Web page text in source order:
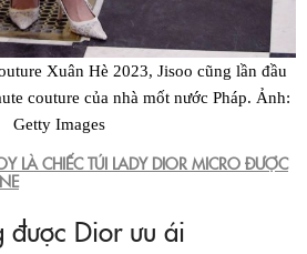
Xuân Hè 2023, Jisoo cũng lần đầu
couture của nhà mốt nước Pháp. Ảnh:
Getty Images
LÀ CHIẾC TÚI LADY DIOR MICRO ĐƯỢC
được Dior ưu ái